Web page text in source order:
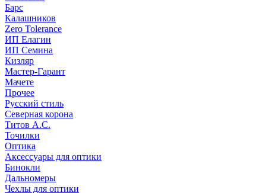
Барс
Калашников
Zero Tolerance
ИП Елагин
ИП Семина
Кизляр
Мастер-Гарант
Мачете
Прочее
Русский стиль
Северная корона
Титов А.С.
Точилки
Оптика
Аксессуары для оптики
Бинокли
Дальномеры
Чехлы для оптики